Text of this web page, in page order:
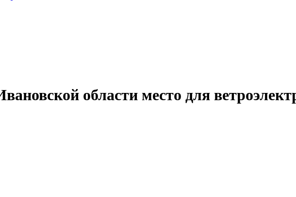
области место для